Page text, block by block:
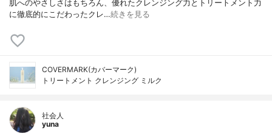
肌へのやさしさはもちろん、優れたクレンジング力とトリートメント力
に徹底的にこだわったクレ…続きを見る
COVERMARK(カバーマーク)
トリートメント クレンジング ミルク
社会人
yuna